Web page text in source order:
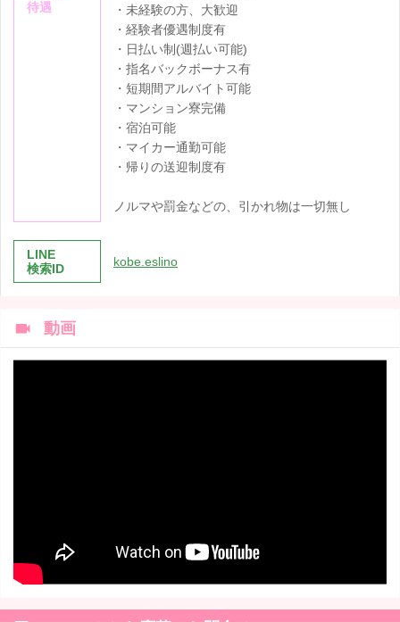
待遇
・未経験の方、大歓迎
・経験者優遇制度有
・日払い制(週払い可能)
・指名バックボーナス有
・短期間アルバイト可能
・マンション寮完備
・宿泊可能
・マイカー通勤可能
・帰りの送迎制度有
ノルマや罰金などの、引かれ物は一切無し
LINE
検索ID
kobe.eslino
 動画